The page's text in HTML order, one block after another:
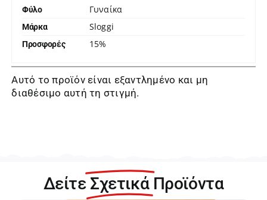
Φύλο Γυναίκα
Μάρκα Sloggi
Προσφορές 15%
Αυτό το προϊόν είναι εξαντλημένο και μη
διαθέσιμο αυτή τη στιγμή.
Δείτε Σχετικά Προϊόντα